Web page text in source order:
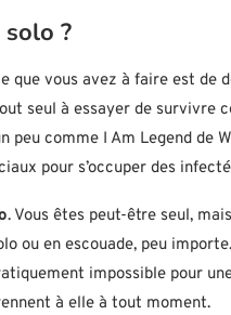
?
que vous avez à faire est de
seul à essayer de survivre
peu comme I Am Legend de
pour s’occuper des
. Vous êtes peut-être seul,
ou en escouade, peu
impossible pour
à elle à tout moment.